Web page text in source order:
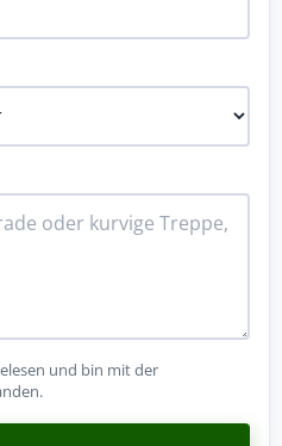
und bin mit der